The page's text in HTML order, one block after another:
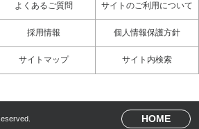
マンガ）
よくあるご質問 サイトのご利用について
採用情報 個人情報保護方針
サイトマップ サイト内検索
HOME